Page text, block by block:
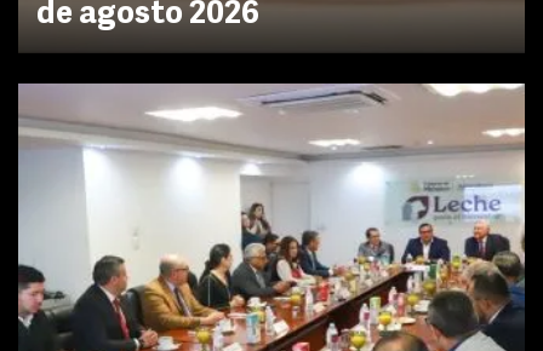
de agosto 2026